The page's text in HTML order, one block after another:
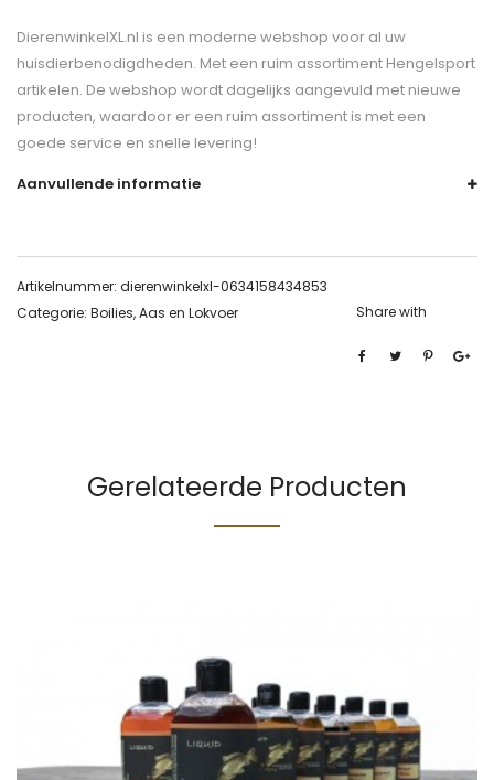
DierenwinkelXL.nl is een moderne webshop voor al uw
huisdierbenodigdheden. Met een ruim assortiment Hengelsport
artikelen. De webshop wordt dagelijks aangevuld met nieuwe
producten, waardoor er een ruim assortiment is met een
goede service en snelle levering!
Aanvullende informatie
Artikelnummer: dierenwinkelxl-0634158434853
Categorie: Boilies, Aas en Lokvoer Share with
Gerelateerde Producten